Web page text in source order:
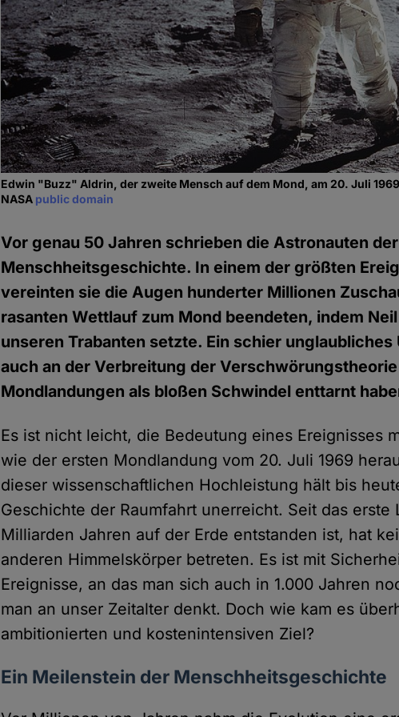
Edwin "Buzz" Aldrin, der zweite Mensch auf dem Mond, am 20. Juli
NASA public domain
Vor genau 50 Jahren schrieben die Astronauten
Menschheitsgeschichte. In einem der größten
vereinten sie die Augen hunderter Millionen
rasanten Wettlauf zum Mond beendeten, indem
unseren Trabanten setzte. Ein schier
auch an der Verbreitung der
Mondlandungen als bloßen Schwindel enttarnt
Es ist nicht leicht, die Bedeutung eines Ereignisses
wie der ersten Mondlandung vom 20. Juli 1969
dieser wissenschaftlichen Hochleistung hält bis
Geschichte der Raumfahrt unerreicht. Seit das erste
Milliarden Jahren auf der Erde entstanden ist, hat
anderen Himmelskörper betreten. Es ist mit
Ereignisse, an das man sich auch in 1.000 Jahren
man an unser Zeitalter denkt. Doch wie kam es
ambitionierten und kostenintensiven Ziel?
Ein Meilenstein der Menschheitsgeschichte